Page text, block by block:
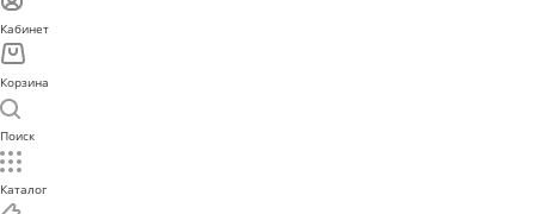
Кабинет
Корзина
Поиск
Каталог